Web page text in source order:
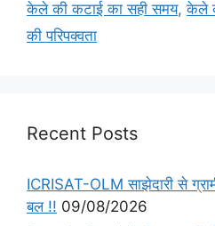
केले की कटाई का सही समय,केले
की परिपक्वता
Recent Posts
ICRISAT-OLM साझेदारी से
बल !! 09/08/2026